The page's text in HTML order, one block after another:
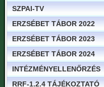
SZPAI-TV
ERZSÉBET TÁBOR 2022
ERZSÉBET TÁBOR 2023
ERZSÉBET TÁBOR 2024
INTÉZMÉNYELLENŐRZÉS
RRF-1.2.4 TÁJÉKOZTATÓ